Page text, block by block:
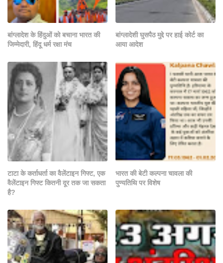
बांग्लादेश के हिंदुओं को बचाना भारत की
जिम्मेदारी, हिंदू धर्म रक्षा मंच
बांग्लादेशी घुसपैठ मुद्दे पर हाई कोर्ट का
आया आदेश
टाटा के कर्ताधर्ता का वैलेंटाइन गिफ्ट, एक
वैलेंटाइन गिफ्ट कितनी दूर तक जा सकता
है?
भारत की बेटी कल्पना चावला की
पुण्यतिथि पर विशेष